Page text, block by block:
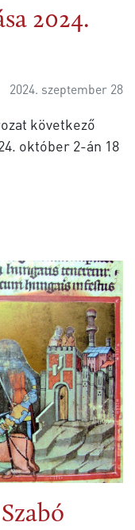
2024.
2024. szeptember 28
következő
október 2-án 18